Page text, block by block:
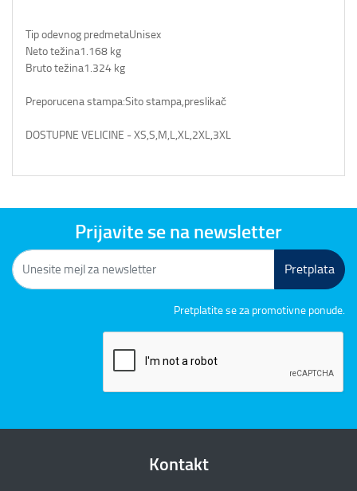
Tip odevnog predmetaUnisex
Neto težina1.168 kg
Bruto težina1.324 kg
Preporucena stampa:Sito stampa,preslikač
DOSTUPNE VELICINE - XS,S,M,L,XL,2XL,3XL
Prijavite se na newsletter
Pretplata
Pretplatite se za promotivne ponude.
Kontakt